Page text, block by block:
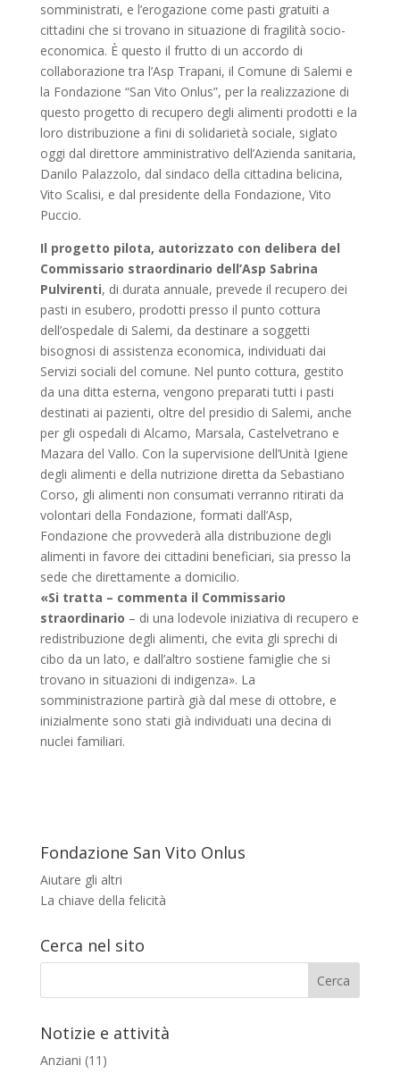
somministrati, e l’erogazione come pasti gratuiti a
cittadini che si trovano in situazione di fragilità socio-
economica. È questo il frutto di un accordo di
collaborazione tra l’Asp Trapani, il Comune di Salemi e
la Fondazione “San Vito Onlus”, per la realizzazione di
questo progetto di recupero degli alimenti prodotti e la
loro distribuzione a fini di solidarietà sociale, siglato
oggi dal direttore amministrativo dell’Azienda sanitaria,
Danilo Palazzolo, dal sindaco della cittadina belicina,
Vito Scalisi, e dal presidente della Fondazione, Vito
Puccio.
Il progetto pilota, autorizzato con delibera del
Commissario straordinario dell’Asp Sabrina
Pulvirenti, di durata annuale, prevede il recupero dei
pasti in esubero, prodotti presso il punto cottura
dell’ospedale di Salemi, da destinare a soggetti
bisognosi di assistenza economica, individuati dai
Servizi sociali del comune. Nel punto cottura, gestito
da una ditta esterna, vengono preparati tutti i pasti
destinati ai pazienti, oltre del presidio di Salemi, anche
per gli ospedali di Alcamo, Marsala, Castelvetrano e
Mazara del Vallo. Con la supervisione dell’Unità Igiene
degli alimenti e della nutrizione diretta da Sebastiano
Corso, gli alimenti non consumati verranno ritirati da
volontari della Fondazione, formati dall’Asp,
Fondazione che provvederà alla distribuzione degli
alimenti in favore dei cittadini beneficiari, sia presso la
sede che direttamente a domicilio.
«Si tratta – commenta il Commissario
straordinario – di una lodevole iniziativa di recupero e
redistribuzione degli alimenti, che evita gli sprechi di
cibo da un lato, e dall’altro sostiene famiglie che si
trovano in situazioni di indigenza». La
somministrazione partirà già dal mese di ottobre, e
inizialmente sono stati già individuati una decina di
nuclei familiari.
Fondazione San Vito Onlus
Aiutare gli altri
La chiave della felicità
Cerca nel sito
Notizie e attività
Anziani (11)